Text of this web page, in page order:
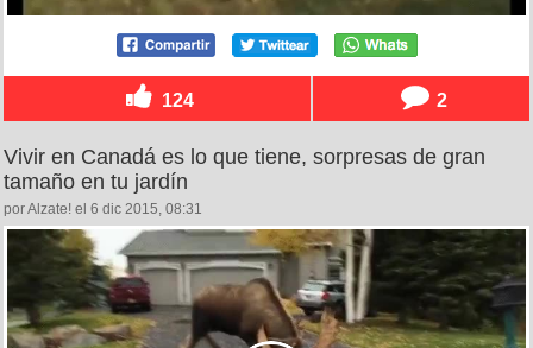
124 2
Vivir en Canadá es lo que tiene, sorpresas de gran
tamaño en tu jardín
por Alzate! el 6 dic 2015, 08:31